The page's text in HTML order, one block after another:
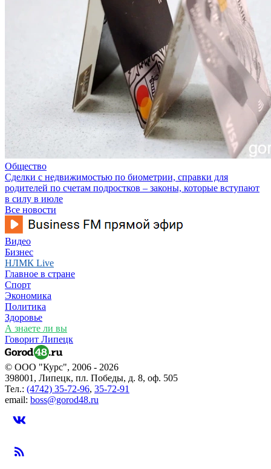
Общество
Сделки с недвижимостью по биометрии, справки для
родителей по счетам подростков – законы, которые вступают
в силу в июле
Все новости
Видео
Бизнес
НЛМК Live
Главное в стране
Спорт
Экономика
Политика
Здоровье
А знаете ли вы
Говорит Липецк
© ООО "Курс", 2006 - 2026
398001, Липецк, пл. Победы, д. 8, оф. 505
Тел.: (4742) 35-72-96, 35-72-91
email: boss@gorod48.ru